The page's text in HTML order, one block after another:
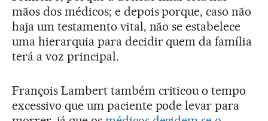
mãos dos médicos; e depois porque, caso não
haja um testamento vital, não se estabelece
uma hierarquia para decidir quem da família
terá a voz principal.
François Lambert também criticou o tempo
excessivo que um paciente pode levar para